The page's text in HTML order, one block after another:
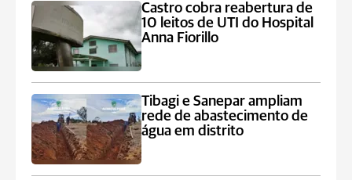
Castro cobra reabertura de
10 leitos de UTI do Hospital
Anna Fiorillo
Tibagi e Sanepar ampliam
rede de abastecimento de
água em distrito